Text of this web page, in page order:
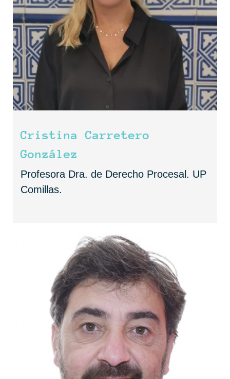
Cristina Carretero
González
Profesora Dra. de Derecho Procesal. UP
Comillas.